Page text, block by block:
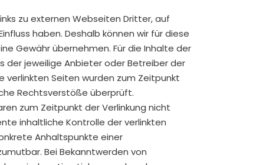
zu externen Webseiten Dritter, auf
haben. Deshalb können wir für diese
Gewähr übernehmen. Für die Inhalte der
der jeweilige Anbieter oder Betreiber der
verlinkten Seiten wurden zum Zeitpunkt
Rechtsverstöße überprüft.
zum Zeitpunkt der Verlinkung nicht
inhaltliche Kontrolle der verlinkten
Anhaltspunkte einer
Bei Bekanntwerden von